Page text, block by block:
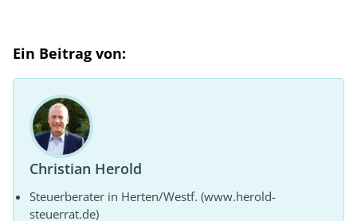
Ein Beitrag von:
Christian Herold
Steuerberater in Herten/Westf. (www.herold-
steuerrat.de)